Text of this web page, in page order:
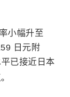
小幅升至
日元附
已接近日本